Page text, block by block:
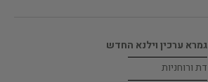
גמרא ערכין וילנא החדש
דת ורוחניות